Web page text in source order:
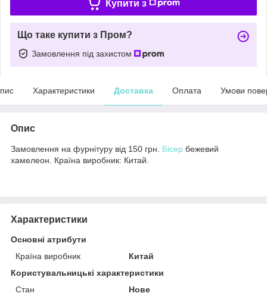
Купити з
Що таке купити з Пром?
Замовлення під захистом
Характеристики Доставка Оплата Умови
Опис
Замовлення на фурнітуру від 150 грн. Бісер бежевий
хамелеон. Країна виробник: Китай.
Характеристики
Основні атрибути
Країна виробник
Китай
Користувальницькі характеристики
Стан
Нове